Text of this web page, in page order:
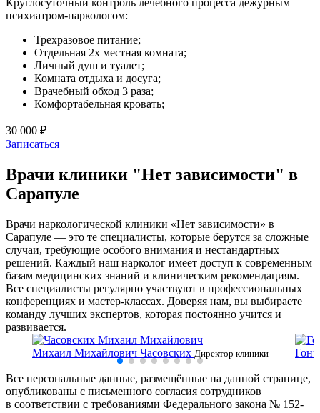
Круглосуточный контроль лечебного процесса дежурным
психиатром-наркологом:
Трехразовое питание;
Отдельная 2х местная комната;
Личный душ и туалет;
Комната отдыха и досуга;
Врачебный обход 3 раза;
Комфортабельная кровать;
30 000 ₽
Записаться
Врачи клиники "Нет зависимости" в
Сарапуле
Врачи наркологической клиники «Нет зависимости» в
Сарапуле — это те специалисты, которые берутся за сложные
случаи, требующие особого внимания и нестандартных
решений. Каждый наш нарколог имеет доступ к современным
базам медицинских знаний и клиническим рекомендациям.
Все специалисты регулярно участвуют в профессиональных
конференциях и мастер-классах. Доверяя нам, вы выбираете
команду лучших экспертов, которая постоянно учится и
развивается.
Михаил Михайлович Часовских Директор клиники
Все персональные данные, размещённые на данной странице,
опубликованы с письменного согласия сотрудников
в соответствии с требованиями Федерального закона № 152-